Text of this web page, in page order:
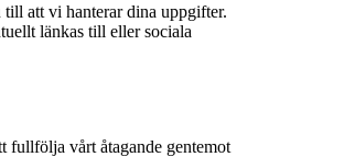
att vi hanterar dina uppgifter.
länkas till eller sociala
fullfölja vårt åtagande gentemot